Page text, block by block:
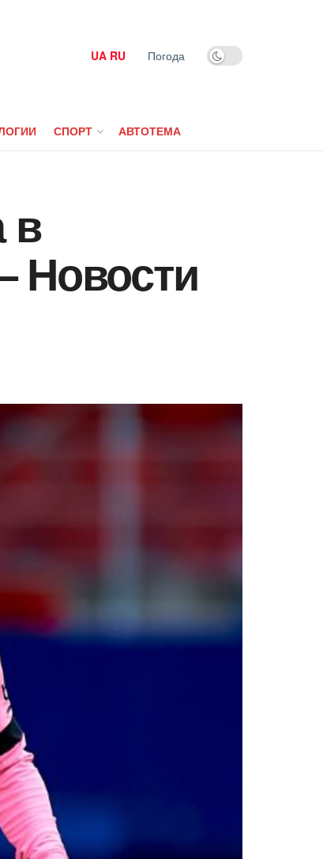
UA RU Погода
СПОРТ АВТОТЕМА
в
Новости